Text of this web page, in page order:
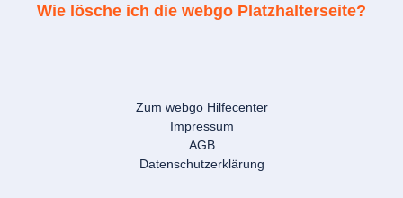
Wie lösche ich die webgo Platzhalterseite?
Zum webgo Hilfecenter
Impressum
AGB
Datenschutzerklärung